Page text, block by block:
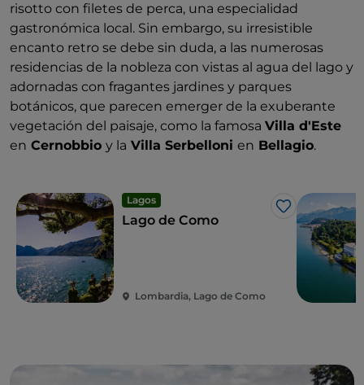
risotto con filetes de perca, una especialidad
gastronómica local. Sin embargo, su irresistible
encanto retro se debe sin duda, a las numerosas
residencias de la nobleza con vistas al agua del lago y
adornadas con fragantes jardines y parques
botánicos, que parecen emerger de la exuberante
vegetación del paisaje, como la famosa Villa d'Este
en Cernobbio y la Villa Serbelloni en Bellagio.
Lagos
Me gusta
Lago de Como
Lombardia, Lago de Como